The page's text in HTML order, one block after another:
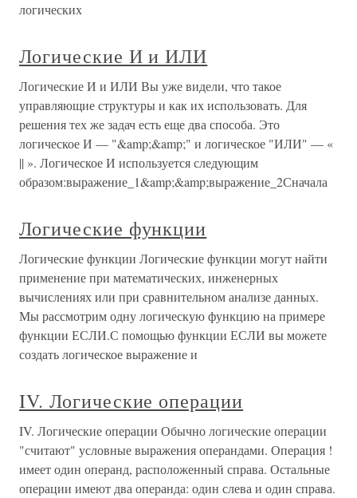
логических
Логические И и ИЛИ
Логические И и ИЛИ Вы уже видели, что такое
управляющие структуры и как их использовать. Для
решения тех же задач есть еще два способа. Это
логическое И — "&amp;&amp;" и логическое "ИЛИ" — «
|| ». Логическое И используется следующим
образом:выражение_1&amp;&amp;выражение_2Сначала
Логические функции
Логические функции Логические функции могут найти
применение при математических, инженерных
вычислениях или при сравнительном анализе данных.
Мы рассмотрим одну логическую функцию на примере
функции ЕСЛИ.С помощью функции ЕСЛИ вы можете
создать логическое выражение и
IV. Логические операции
IV. Логические операции Обычно логические операции
"считают" условные выражения операндами. Операция !
имеет один операнд, расположенный справа. Остальные
операции имеют два операнда: один слева и один справа.